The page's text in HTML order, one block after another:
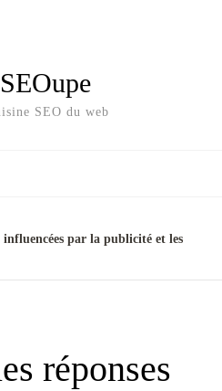
SEO du web
par la publicité et les
réponses